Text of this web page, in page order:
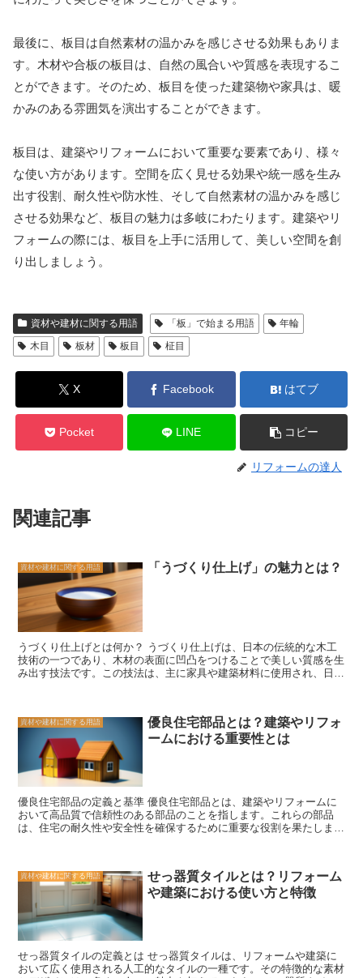
最後に、板目は自然素材の温かみを感じさせる効果もありま
す。木材や合板の板目は、自然の風合いや質感を表現するこ
とができます。そのため、板目を使った建築物や家具は、暖
かみのある雰囲気を演出することができます。
板目は、建築やリフォームにおいて重要な要素であり、様々
な使い方があります。空間を広く見せる効果や統一感を生み
出す役割、耐久性や防水性、そして自然素材の温かみを感じ
させる効果など、板目の魅力は多岐にわたります。建築やリ
フォームの際には、板目を上手に活用して、美しい空間を創
り出しましょう。
資材や建材に関する用語 「板」で始まる用語
年輪
木目
板材 板目 柾目
X Facebook はてブ
Pocket LINE コピー
リフォームの達人
関連記事
資材や建材に関する用語 「うづくり仕上げ」の魅力とは？
うづくり仕上げとは何か？ うづくり仕上げは、日本の伝統的な木工
技術の一つであり、木材の表面に凹凸をつけることで美しい質感を生
み出す技法です。この技法は、主に家具や建築材料に使用され、日本
すことです。これにより、木材の表面が立体的に見え、豊かな質感を
持つことができます。また、うづくり仕上げは、木材の風合いを活か
すことができるため、自然な美しさを引き出すことができます。 う
づくり仕上げの魅力は、その独特な質感と風合いにあります。凹凸の
ある表面は手触りも良く、触れるたびに木の温かさを感じることがで
きます。また、光の当たり方によって表情が変わるため、時間や季節
によっても異なる表情を楽しむことができます。 さらに、うづくり
仕上げは耐久性にも優れています。凹凸があるため、傷や汚れが目立
ちにくく、長期間使用しても美しい状態を保つことができます。ま
た、木材の表面に凹凸をつけることで、木材自体の強度も向上させる
情熱が注がれた作品は、ただの家具や建築材料ではなく、芸術作品と
も言える存在です。 うづくり仕上げは、日本の伝統的な木工技術の
一つであり、その独特な質感と風合いが魅力です。手触りの良さや耐
久性、そして職人の技術が注がれた作品は、長く愛されることでしょ
う。是非、うづくり仕上げの魅力を体験してみてください。
資材や建材に関する用語
優良住宅部品とは？建築やリフォ
ームにおける重要性とは
優良住宅部品の定義と基準 優良住宅部品とは、建築やリフォームに
おいて高品質で信頼性のある部品のことを指します。これらの部品
は、住宅の耐久性や安全性を確保するために重要な役割を果たしま
は長期間にわたって使用されるため、部品は長期間の使用に耐える必
要があります。また、安全性も重要な要素です。住宅部品は、火災や
地震などの災害に対して耐性を持つ必要があります。 さらに、エネ
ルギー効率も重要な基準です。優良な住宅部品は、断熱性や気密性に
優れており、エネルギーの無駄を最小限に抑えることができます。こ
れにより、住宅のエネルギー効率が向上し、省エネルギー化が実現さ
れます。 また、環境への配慮も重要な基準の一つです。優良住宅部
品は、環境に負荷をかけることなく、持続可能な建築を実現するため
資材や建材に関する用語
せっ器質タイルとは？リフォーム
や建築における使い方と特徴
せっ器質タイルの定義とは せっ器質タイルは、リフォームや建築に
おいて広く使用される人工的なタイルの一種です。その特徴的な素材